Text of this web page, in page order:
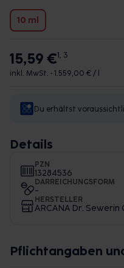
10 ml
15,59 €1, 3
inkl. MwSt. • 1.559,00 € / l
Du erhältst
Details
PZN
13284536
DARREICHUNGSFORM
-
HERSTELLER
ARCANA Dr. Sewerin
Pflichtangaben